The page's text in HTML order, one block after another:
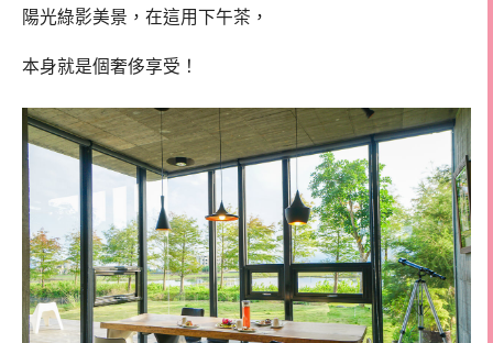
陽光綠影美景，在這用下午茶，
本身就是個奢侈享受！